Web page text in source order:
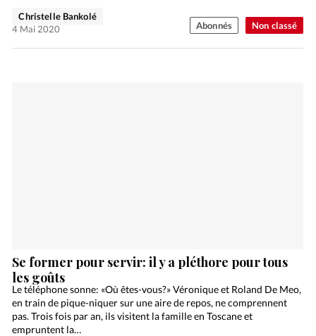
Non classé
Christelle Bankolé
4 Mai 2020
Abonnés
Se former pour servir: il y a pléthore pour tous
les goûts
Le téléphone sonne: «Où êtes-vous?» Véronique et Roland De Meo,
en train de pique-niquer sur une aire de repos, ne comprennent
pas. Trois fois par an, ils visitent la famille en Toscane et
empruntent la…